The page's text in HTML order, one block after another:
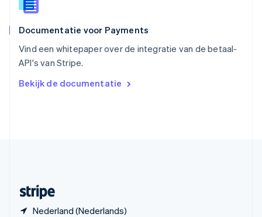
Documentatie voor Payments
Vind een whitepaper over de integratie van de betaal-
API's van Stripe.
Bekijk de documentatie
Nederland (Nederlands)
Thailand
Tsjechië
Vasteland van China
简体中文English
English